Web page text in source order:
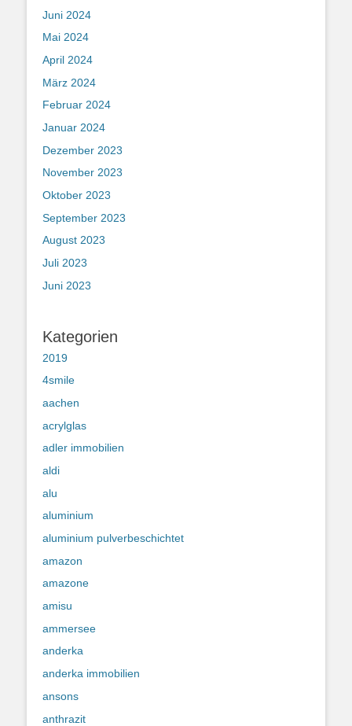
Juni 2024
Mai 2024
April 2024
März 2024
Februar 2024
Januar 2024
Dezember 2023
November 2023
Oktober 2023
September 2023
August 2023
Juli 2023
Juni 2023
Kategorien
2019
4smile
aachen
acrylglas
adler immobilien
aldi
alu
aluminium
aluminium pulverbeschichtet
amazon
amazone
amisu
ammersee
anderka
anderka immobilien
ansons
anthrazit